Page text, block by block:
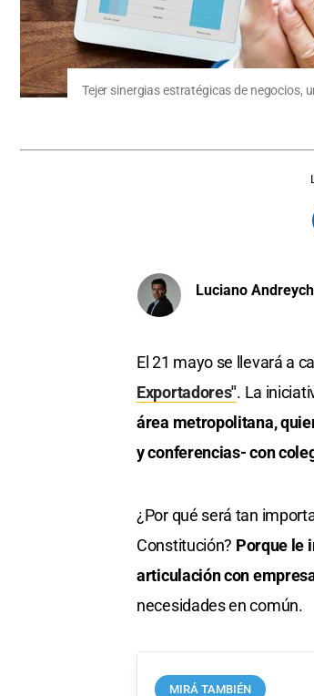
Tejer sinergias estratégicas de negocios,
Luciano
El 21 mayo se llevará a
Exportadores". La
área metropolitana,
y conferencias- con
¿Por qué será tan
Constitución? Porque le
articulación con
necesidades en común.
MIRÁ TAMBIÉN